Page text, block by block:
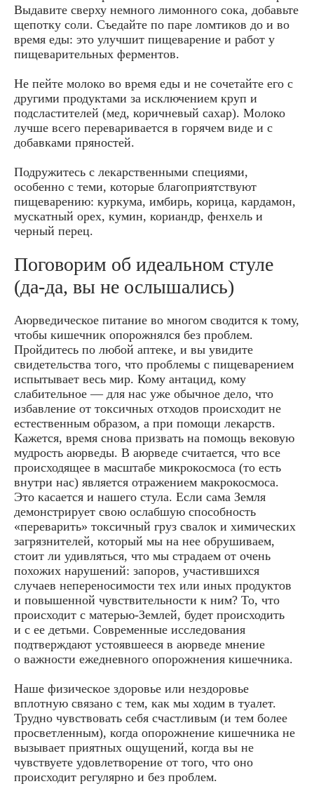
Выдавите сверху немного лимонного сока, добавьте
щепотку соли. Съедайте по паре ломтиков до и во
время еды: это улучшит пищеварение и работ у
пищеварительных ферментов.
Не пейте молоко во время еды и не сочетайте его с
другими продуктами за исключением круп и
подсластителей (мед, коричневый сахар). Молоко
лучше всего переваривается в горячем виде и с
добавками пряностей.
Подружитесь с лекарственными специями,
особенно с теми, которые благоприятствуют
пищеварению: куркума, имбирь, корица, кардамон,
мускатный орех, кумин, кориандр, фенхель и
черный перец.
Поговорим об идеальном стуле
(да-да, вы не ослышались)
Аюрведическое питание во многом сводится к тому,
чтобы кишечник опорожнялся без проблем.
Пройдитесь по любой аптеке, и вы увидите
свидетельства того, что проблемы с пищеварением
испытывает весь мир. Кому антацид, кому
слабительное — для нас уже обычное дело, что
избавление от токсичных отходов происходит не
естественным образом, а при помощи лекарств.
Кажется, время снова призвать на помощь вековую
мудрость аюрведы. В аюрведе считается, что все
происходящее в масштабе микрокосмоса (то есть
внутри нас) является отражением макрокосмоса.
Это касается и нашего стула. Если сама Земля
демонстрирует свою ослабшую способность
«переварить» токсичный груз свалок и химических
загрязнителей, который мы на нее обрушиваем,
стоит ли удивляться, что мы страдаем от очень
похожих нарушений: запоров, участившихся
случаев непереносимости тех или иных продуктов
и повышенной чувствительности к ним? То, что
происходит с матерью-Землей, будет происходить
и с ее детьми. Современные исследования
подтверждают устоявшееся в аюрведе мнение
о важности ежедневного опорожнения кишечника.
Наше физическое здоровье или нездоровье
вплотную связано с тем, как мы ходим в туалет.
Трудно чувствовать себя счастливым (и тем более
просветленным), когда опорожнение кишечника не
вызывает приятных ощущений, когда вы не
чувствуете удовлетворение от того, что оно
происходит регулярно и без проблем.